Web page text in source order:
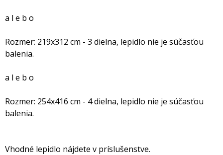
a l e b o
Rozmer: 219x312 cm - 3 dielna, lepidlo nie je súčasťou
balenia.
a l e b o
Rozmer: 254x416 cm - 4 dielna, lepidlo nie je súčasťou
balenia.
Vhodné lepidlo nájdete v príslušenstve.